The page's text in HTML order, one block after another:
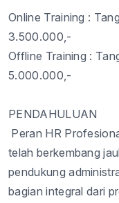
Online Training :
3.500.000,-
Offline Training :
5.000.000,-
PENDAHULUAN
Peran HR
telah berkembang
pendukung
bagian integraldari